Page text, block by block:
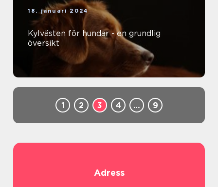
18. januari 2024
Kylvästen för hundar - en grundlig
översikt
1 2 3 4 … 9
Adress